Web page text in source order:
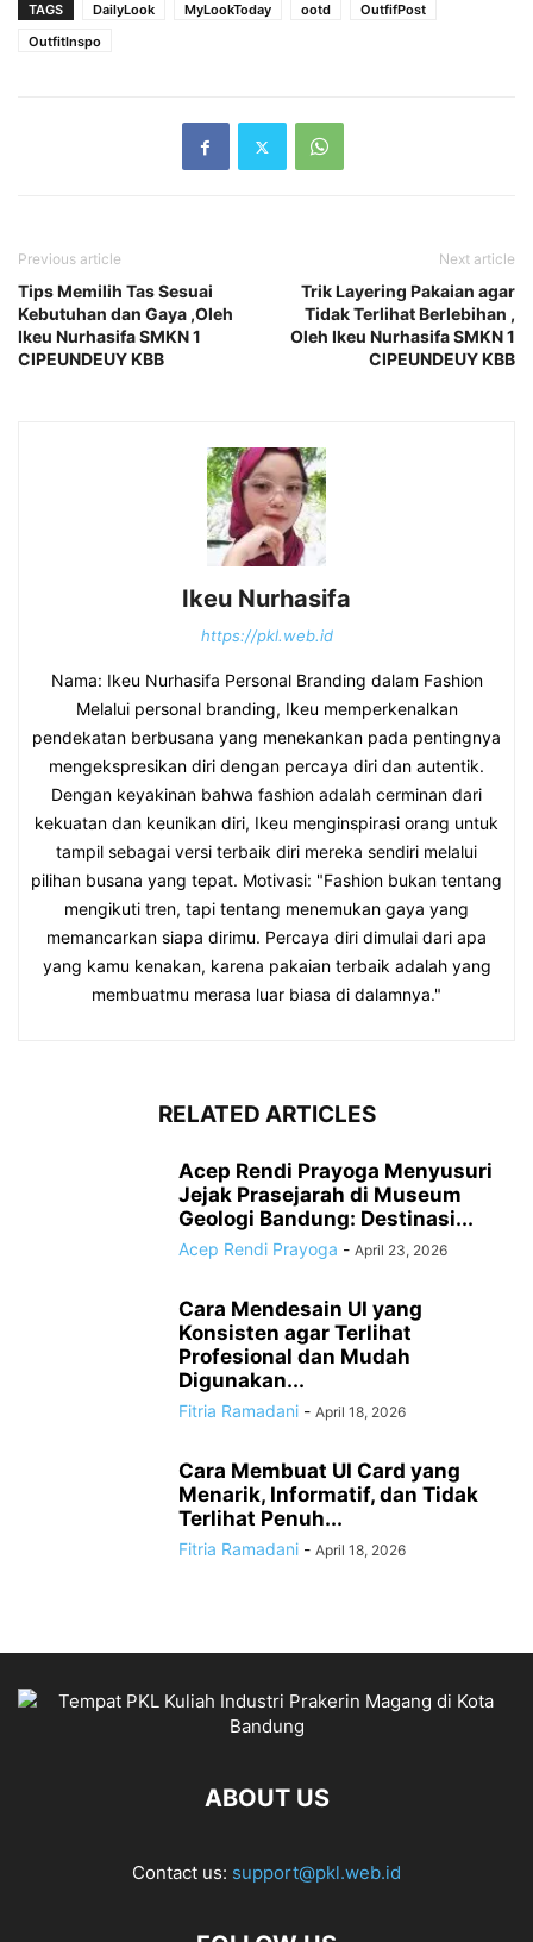
TAGS DailyLook MyLookToday ootd
OutfifPost
OutfitInspo
Previous article
Tips Memilih Tas Sesuai
Kebutuhan dan Gaya ,Oleh
Ikeu Nurhasifa SMKN 1
CIPEUNDEUY KBB
Next article
Trik Layering Pakaian agar
Tidak Terlihat Berlebihan ,
Oleh Ikeu Nurhasifa SMKN 1
CIPEUNDEUY KBB
Ikeu Nurhasifa
https://pkl.web.id
Nama: Ikeu Nurhasifa Personal Branding dalam Fashion
Melalui personal branding, Ikeu memperkenalkan
pendekatan berbusana yang menekankan pada pentingnya
mengekspresikan diri dengan percaya diri dan autentik.
Dengan keyakinan bahwa fashion adalah cerminan dari
kekuatan dan keunikan diri, Ikeu menginspirasi orang untuk
tampil sebagai versi terbaik diri mereka sendiri melalui
pilihan busana yang tepat. Motivasi: "Fashion bukan tentang
mengikuti tren, tapi tentang menemukan gaya yang
memancarkan siapa dirimu. Percaya diri dimulai dari apa
yang kamu kenakan, karena pakaian terbaik adalah yang
membuatmu merasa luar biasa di dalamnya."
RELATED ARTICLES
Acep Rendi Prayoga Menyusuri
Jejak Prasejarah di Museum
Geologi Bandung: Destinasi...
Acep Rendi Prayoga - April 23, 2026
Cara Mendesain UI yang
Konsisten agar Terlihat
Profesional dan Mudah
Digunakan...
Fitria Ramadani - April 18, 2026
Cara Membuat UI Card yang
Menarik, Informatif, dan Tidak
Terlihat Penuh...
Fitria Ramadani - April 18, 2026
ABOUT US
Contact us: support@pkl.web.id